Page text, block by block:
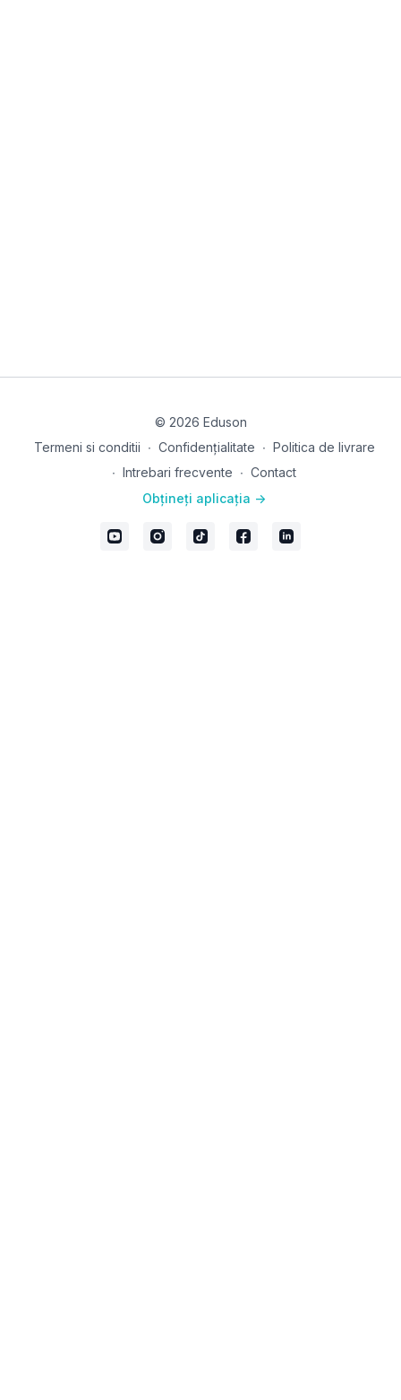
© 2026 Eduson
Termeni si conditii ∙ Confidențialitate ∙ Politica de livrare
∙ Intrebari frecvente ∙ Contact
Obțineți aplicația ->